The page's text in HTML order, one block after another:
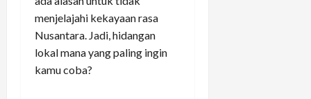
menjelajahi kekayaan rasa
Nusantara. Jadi, hidangan
lokal mana yang paling ingin
kamu coba?